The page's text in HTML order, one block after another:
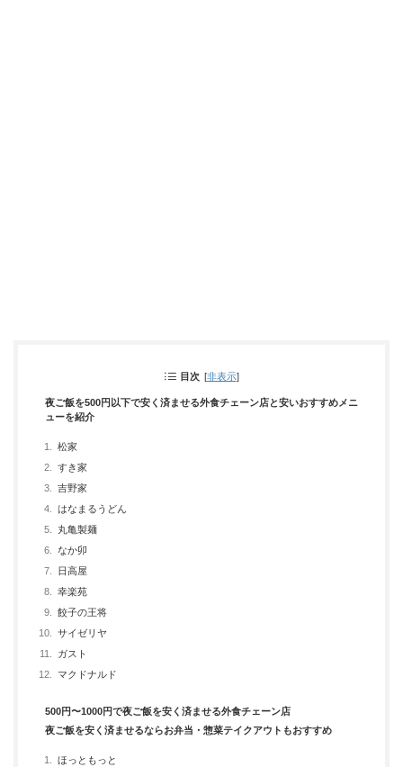
目次 [非表示]
夜ご飯を500円以下で安く済ませる外食チェーン店と安いおすすめメニ
ューを紹介
松家
すき家
吉野家
はなまるうどん
丸亀製麺
なか卯
日高屋
幸楽苑
餃子の王将
サイゼリヤ
ガスト
マクドナルド
500円〜1000円で夜ご飯を安く済ませる外食チェーン店
夜ご飯を安く済ませるならお弁当・惣菜テイクアウトもおすすめ
ほっともっと